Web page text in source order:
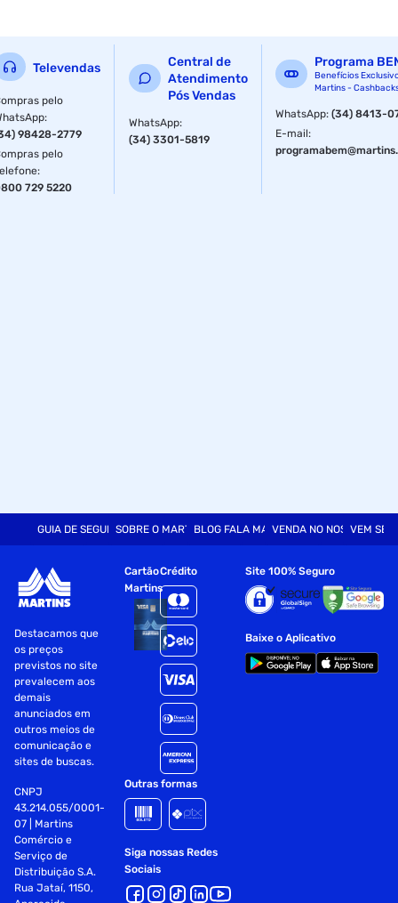
Televendas
pelo
:
98428-2779
pelo
:
729 5220
Central de
Atendimento
Pós Vendas
WhatsApp:
(34) 3301-5819
Programa
Benefícios
Martins -
WhatsApp:(34) 8413-
E-mail:
GUIA DE SEGURANÇASOBRE O MARTINSBLOG FALA MARTVENDA NO NOSSO SITE
VEM SER
Destacamos que
os preços
previstos no site
prevalecem aos
demais
anunciados em
outros meios de
comunicação e
sites de buscas.
CNPJ
43.214.055/0001-
07 | Martins
Comércio e
Serviço de
Distribuição S.A.
Rua Jataí, 1150,
Cartão
Martins
Crédito
Outras formas
Siga nossas Redes
Sociais
Site 100% Seguro
Baixe o Aplicativo